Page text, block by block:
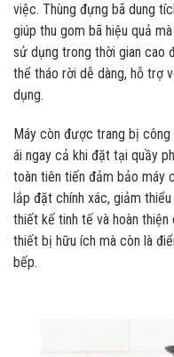
việc. Thùng đựng bã dung
giúp thu gom bã hiệu quả
sử dụng trong thời gian cao
thể tháo rời dễ dàng, hỗ trợ
dụng.
Máy còn được trang bị công
ái ngay cả khi đặt tại quầy
toàn tiên tiến đảm bảo máy
lắp đặt chính xác, giảm
thiết kế tinh tế và hoàn
thiết bị hữu ích mà còn là
bếp.